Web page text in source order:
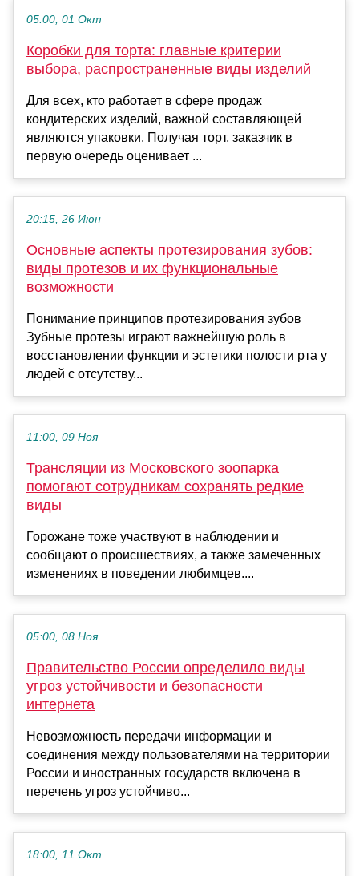
05:00, 01 Окт
Коробки для торта: главные критерии
выбора, распространенные виды изделий
Для всех, кто работает в сфере продаж
кондитерских изделий, важной составляющей
являются упаковки. Получая торт, заказчик в
первую очередь оценивает ...
20:15, 26 Июн
Основные аспекты протезирования зубов:
виды протезов и их функциональные
возможности
Понимание принципов протезирования зубов
Зубные протезы играют важнейшую роль в
восстановлении функции и эстетики полости рта у
людей с отсутству...
11:00, 09 Ноя
Трансляции из Московского зоопарка
помогают сотрудникам сохранять редкие
виды
Горожане тоже участвуют в наблюдении и
сообщают о происшествиях, а также замеченных
изменениях в поведении любимцев....
05:00, 08 Ноя
Правительство России определило виды
угроз устойчивости и безопасности
интернета
Невозможность передачи информации и
соединения между пользователями на территории
России и иностранных государств включена в
перечень угроз устойчиво...
18:00, 11 Окт